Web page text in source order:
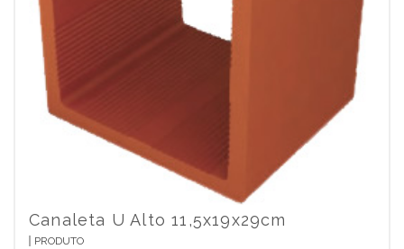
Canaleta U Alto 11,5x19x29cm
PRODUTO